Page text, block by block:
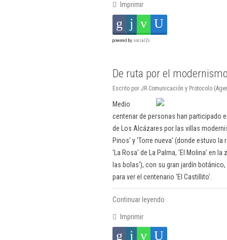
Imprimir
powered by social2s
De ruta por el
Escrito por JR Comunicación y Protocolo
Medio
centenar de personas han participado
de Los Alcázares por las villas
Pinos' y 'Torre nueva' (donde estuvo la
'La Rosa' de La Palma, 'El Molina' en la
las bolas'), con su gran jardín
para ver el centenario 'El Castillito'.
Continuar leyendo
Imprimir